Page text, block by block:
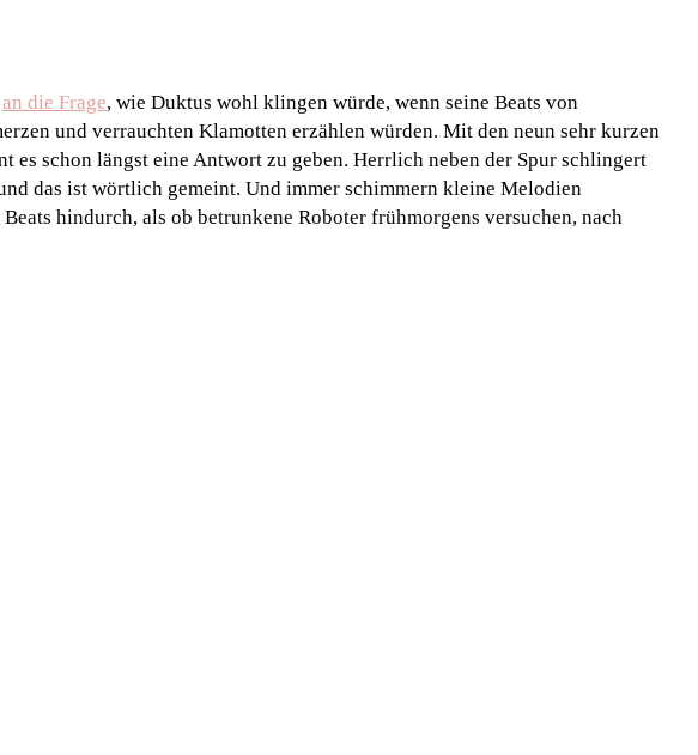
an die Frage, wie Duktus wohl klingen würde, wenn seine Beats von
und verrauchten Klamotten erzählen würden. Mit den neun sehr kurzen
es schon längst eine Antwort zu geben. Herrlich neben der Spur schlingert
das ist wörtlich gemeint. Und immer schimmern kleine Melodien
hindurch, als ob betrunkene Roboter frühmorgens versuchen, nach